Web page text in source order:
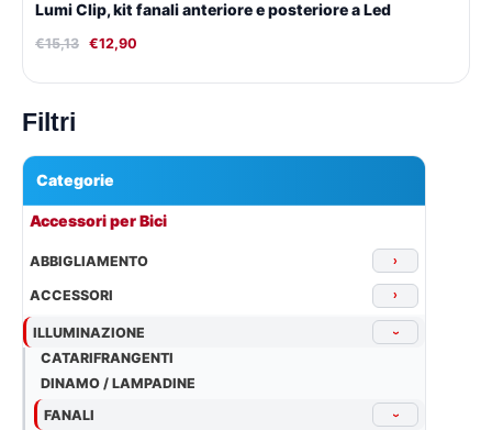
Filtri
Categorie
Accessori per Bici
ABBIGLIAMENTO ›
ACCESSORI ›
ILLUMINAZIONE ›
CATARIFRANGENTI
DINAMO / LAMPADINE
FANALI
›
Lumi Clip, kit fanali anteriore e posteriore a Led
€15,13 €12,90